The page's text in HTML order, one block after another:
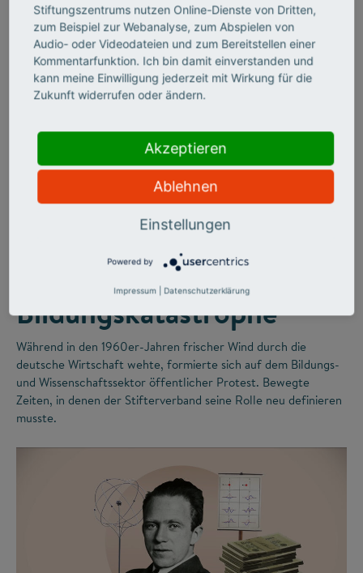
©
STIFTERVERBAND
Wirtschaftsboom und
Bildungskatastrophe
Während in den 1960er-Jahren frischer Wind durch die
deutsche Wirtschaft wehte, formierte sich auf dem Bildungs-
und Wissenschaftssektor öffentlicher Protest. Bewegte
Zeiten, in denen der Stifterverband seine Rolle neu definieren
musste.
Stiftungszentrums nutzen Online-Dienste von Dritten,
zum Beispiel zur Webanalyse, zum Abspielen von
Audio- oder Videodateien und zum Bereitstellen einer
Kommentarfunktion. Ich bin damit einverstanden und
kann meine Einwilligung jederzeit mit Wirkung für die
Zukunft widerrufen oder ändern.
Akzeptieren
Ablehnen
Einstellungen
Powered by
Impressum Datenschutzerklärung